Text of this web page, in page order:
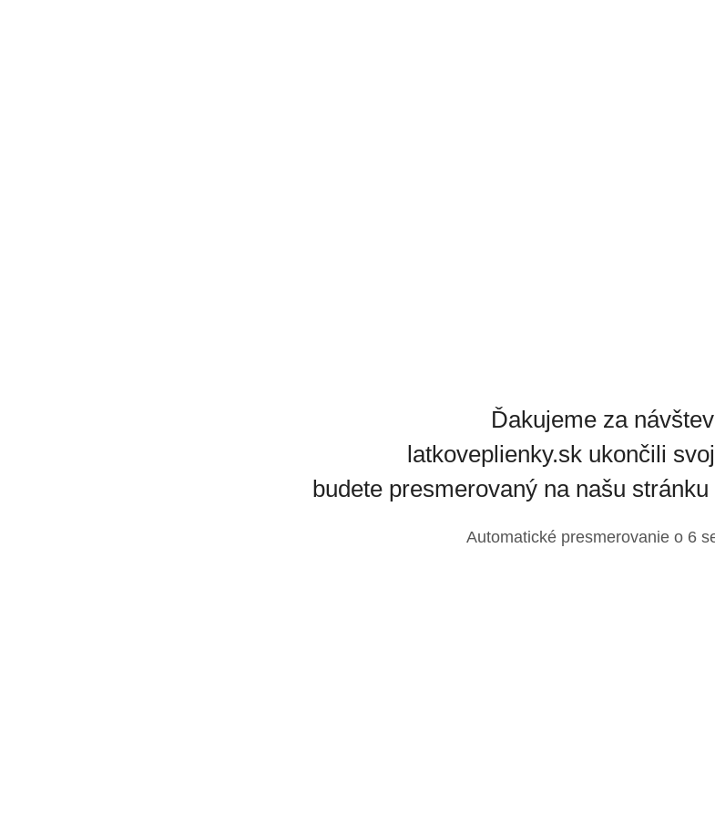
Ďakujeme za
latkoveplienky.sk ukončili
budete presmerovaný na našu stránku
Automatické presmerovanie o 6